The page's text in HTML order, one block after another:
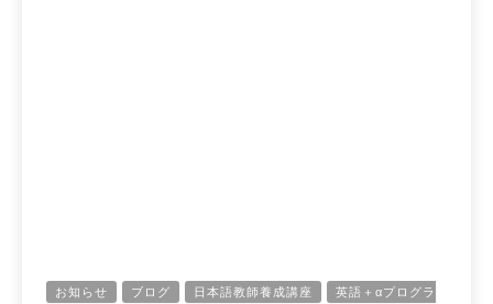
お知らせ ブログ 日本語教師養成講座
英語＋αプログラ